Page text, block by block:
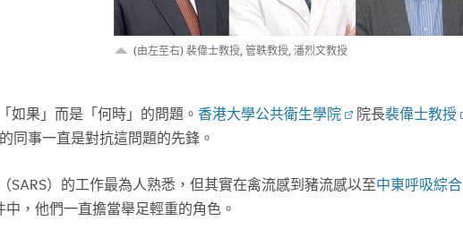
(由左至右) 裴偉士教授, 管軼教授, 潘烈文教授
如果」而是「何時」的問題。 香港大學公共衛生學院 院長裴偉士教授
同事一直是對抗這問題的先鋒。
SARS）的工作最為人熟悉，但其實在禽流感到豬流感以至中東呼吸綜合
，他們一直擔當舉足輕重的角色。